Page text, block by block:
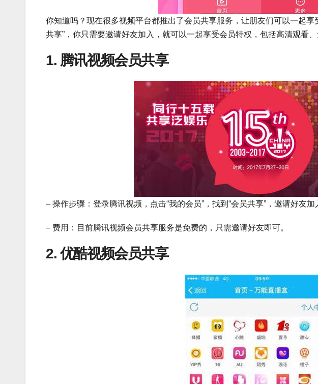
你知道吗？现在很多视频平台都推出了会员共享服务，让朋友们可以一起
共享”，你只需要邀请好友加入，就可以一起享受会员特权，包括高清观看、
1. 腾讯视频会员共享
– 操作步骤：登录腾讯视频，点击“我的会员”，找到“会员共享”，邀请好友加
– 费用：目前腾讯视频会员共享服务是免费的，只需邀请好友即可。
2. 优酷视频会员共享